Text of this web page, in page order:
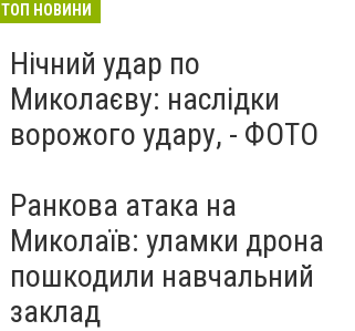
ТОП НОВИНИ
Нічний удар по
Миколаєву: наслідки
ворожого удару, - ФОТО
Ранкова атака на
Миколаїв: уламки дрона
пошкодили навчальний
заклад